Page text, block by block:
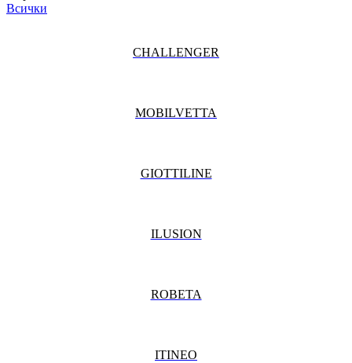
Всички
CHALLENGER
MOBILVETTA
GIOTTILINE
ILUSION
ROBETA
ITINEO